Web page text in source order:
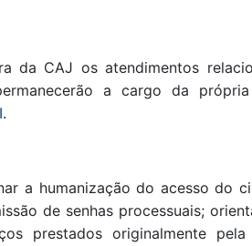
da CAJ os atendimentos
a cargo da
.
a humanização do acesso do
de senhas processuais;
prestados originalmente